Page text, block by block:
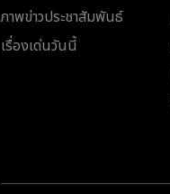
ภาพข่าวประชาสัมพันธ์
เรื่องเด่นวันนี้